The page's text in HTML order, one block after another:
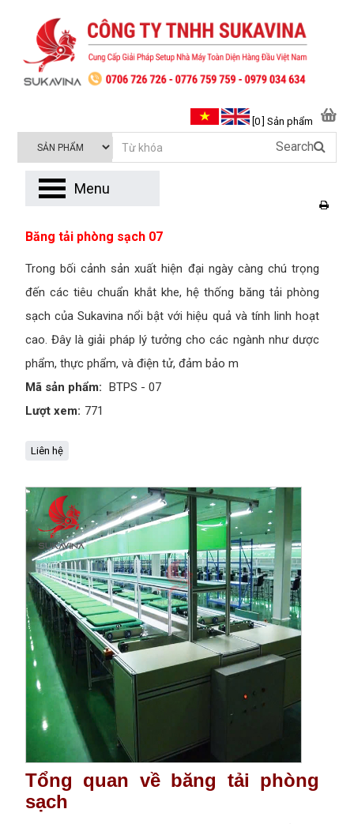
Băng tải phòng sạch 07
Trong bối cảnh sản xuất hiện đại ngày càng chú trọng
đến các tiêu chuẩn khắt khe, hệ thống băng tải phòng
sạch của Sukavina nổi bật với hiệu quả và tính linh hoạt
cao. Đây là giải pháp lý tưởng cho các ngành như dược
phẩm, thực phẩm, và điện tử, đảm bảo m
Mã sản phẩm: BTPS - 07
Lượt xem: 771
Liên hệ
Tổng quan về băng tải phòng
sạch
[0 ] Sản phẩm
Search
Menu